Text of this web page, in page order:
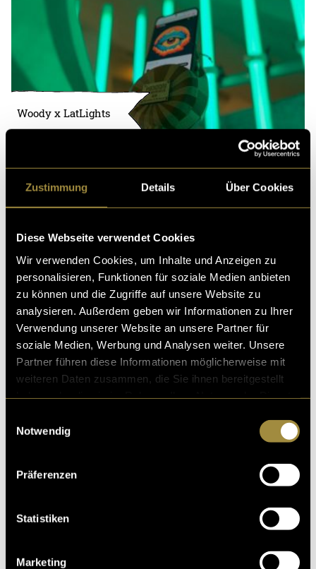
Zustimmung Details Über Cookies
Diese Webseite verwendet Cookies
Wir verwenden Cookies, um Inhalte und Anzeigen zu
personalisieren, Funktionen für soziale Medien anbieten
zu können und die Zugriffe auf unsere Website zu
analysieren. Außerdem geben wir Informationen zu Ihrer
Verwendung unserer Website an unsere Partner für
soziale Medien, Werbung und Analysen weiter. Unsere
Partner führen diese Informationen möglicherweise mit
weiteren Daten zusammen, die Sie ihnen bereitgestellt
Notwendig
Präferenzen
Statistiken
Marketing
Woody x LatLights